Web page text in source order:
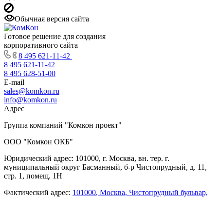
Обычная версия сайта
Готовое решение для создания
корпоративного сайта
8 495 621-11-42
8 495 621-11-42
8 495 628-51-00
E-mail
sales@komkon.ru
info@komkon.ru
Адрес
Группа компаний "Комкон проект"
ООО "Комкон ОКБ"
Юридический адрес: 101000, г. Москва, вн. тер. г.
муниципальный округ Басманный, б-р Чистопрудный, д. 11,
стр. 1, помещ. 1Н
Фактический адрес: 101000, Москва, Чистопрудный бульвар,